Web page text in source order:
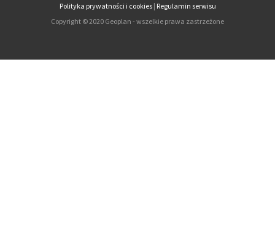
Polityka prywatności i cookies| Regulamin serwisu
Copyright © 2020 Geoplan - wszelkie prawa zastrzeżone